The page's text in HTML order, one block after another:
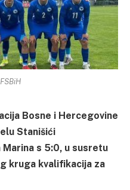
Bosne i Hercegovine
Stanišići
s 5:0, u susretu
kruga kvalifikacija za